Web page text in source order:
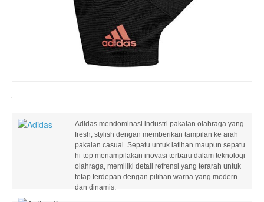
Adidas mendominasi industri pakaian olahraga yang
fresh, stylish dengan memberikan tampilan ke arah
pakaian casual. Sepatu untuk latihan maupun sepatu
hi-top menampilakan inovasi terbaru dalam teknologi
olahraga, memiliki detail refrensi yang terarah untuk
tetap terdepan dengan pilihan warna yang modern
dan dinamis.